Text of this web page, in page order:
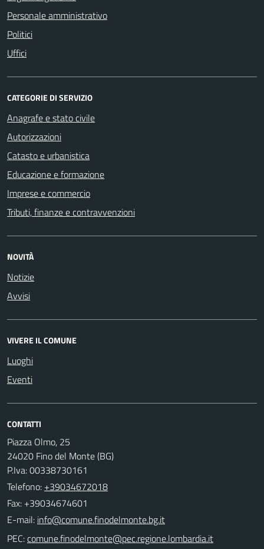
Personale amministrativo
Politici
Uffici
CATEGORIE DI SERVIZIO
Anagrafe e stato civile
Autorizzazioni
Catasto e urbanistica
Educazione e formazione
Imprese e commercio
Tributi, finanze e contravvenzioni
NOVITÀ
Notizie
Avvisi
VIVERE IL COMUNE
Luoghi
Eventi
CONTATTI
Piazza Olmo, 25
24020 Fino del Monte (BG)
P.Iva: 00338730161
Telefono: +39034672018
Fax: +39034674601
E-mail:
PEC: